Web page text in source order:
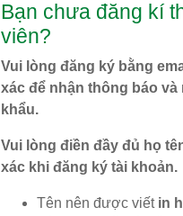
Bạn chưa đăng kí
viên?
Vui lòng đăng ký bằng
xác để nhận thông báo và
khẩu.
Vui lòng điền đầy đủ họ
xác khi đăng ký tài khoản.
Tên nên được viết in